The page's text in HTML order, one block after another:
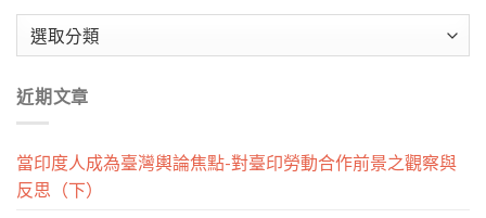
類
近期文章
當印度人成為臺灣輿論焦點-對臺印勞動合作前景之觀察與
反思（下）